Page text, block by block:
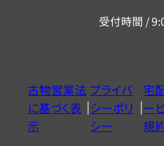
ー
ヤ
ル
受付時間 /
古物営業法
に基づく表
示
プライバ
シーポリ
シー
宅
ー
規